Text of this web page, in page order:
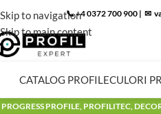
Skip to navigation
Skip to main content
📞 +4 0372 700 900 | ✉︎
CATALOG PROFILECULORI
PROGRESS PROFILE, PROFILITEC,